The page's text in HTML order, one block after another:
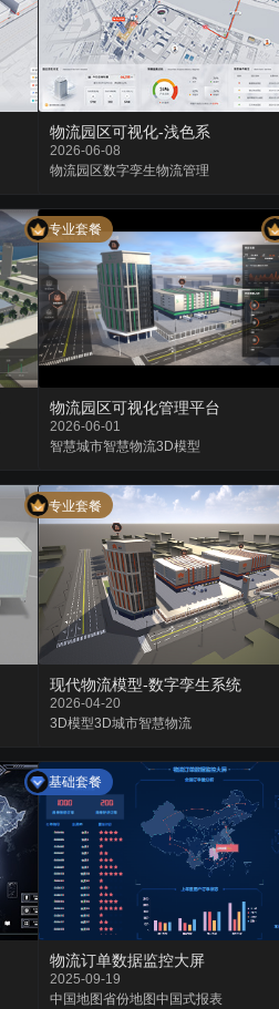
物流园区可视化-浅色系
2026-06-08
物流园区数字孪生物流管理
专业套餐
物流园区可视化管理平台
2026-06-01
智慧城市智慧物流3D模型
专业套餐
现代物流模型-数字孪生系统
2026-04-20
3D模型3D城市智慧物流
基础套餐
物流订单数据监控大屏
2025-09-19
中国地图省份地图中国式报表